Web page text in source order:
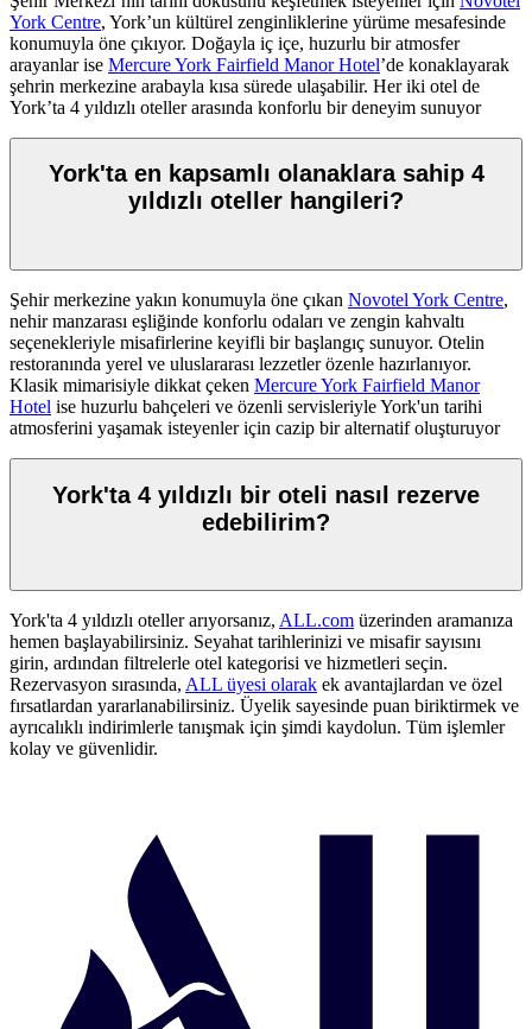
York Centre, York’un kültürel zenginliklerine yürüme mesafesinde
konumuyla öne çıkıyor. Doğayla iç içe, huzurlu bir atmosfer
arayanlar ise Mercure York Fairfield Manor Hotel’de konaklayarak
şehrin merkezine arabayla kısa sürede ulaşabilir. Her iki otel de
York’ta 4 yıldızlı oteller arasında konforlu bir deneyim sunuyor
York'ta en kapsamlı olanaklara sahip 4
yıldızlı oteller hangileri?
Şehir merkezine yakın konumuyla öne çıkan Novotel York Centre,
nehir manzarası eşliğinde konforlu odaları ve zengin kahvaltı
seçenekleriyle misafirlerine keyifli bir başlangıç sunuyor. Otelin
restoranında yerel ve uluslararası lezzetler özenle hazırlanıyor.
Klasik mimarisiyle dikkat çeken Mercure York Fairfield Manor
Hotel ise huzurlu bahçeleri ve özenli servisleriyle York'un tarihi
atmosferini yaşamak isteyenler için cazip bir alternatif oluşturuyor
York'ta 4 yıldızlı bir oteli nasıl rezerve
edebilirim?
York'ta 4 yıldızlı oteller arıyorsanız, ALL.com üzerinden aramanıza
hemen başlayabilirsiniz. Seyahat tarihlerinizi ve misafir sayısını
girin, ardından filtrelerle otel kategorisi ve hizmetleri seçin.
Rezervasyon sırasında, ALL üyesi olarak ek avantajlardan ve özel
fırsatlardan yararlanabilirsiniz. Üyelik sayesinde puan biriktirmek ve
ayrıcalıklı indirimlerle tanışmak için şimdi kaydolun. Tüm işlemler
kolay ve güvenlidir.